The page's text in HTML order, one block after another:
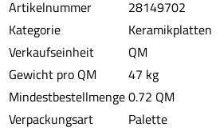
Artikelnummer
28149702
Kategorie
Keramikplatten
Verkaufseinheit
QM
Gewicht pro QM
47 kg
Mindestbestellmenge0.72 QM
Verpackungsart
Palette